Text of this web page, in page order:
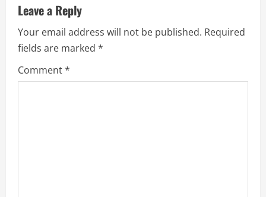
e
R
e
Leave a Reply
Your email address will not be published. Required
fields are marked *
Comment*